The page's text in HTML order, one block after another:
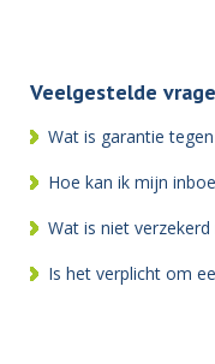
Veelgestelde
Wat is garantie
Hoe kan ik mijn
Wat is niet
Is het verplicht om